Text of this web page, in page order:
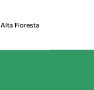
Alta Floresta